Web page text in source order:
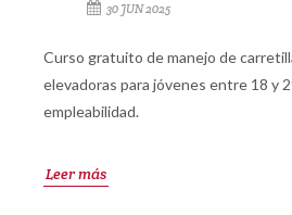
30 JUN 2025
Curso gratuito de manejo de
elevadoras para jóvenes entre 18 y
empleabilidad.
Leer más